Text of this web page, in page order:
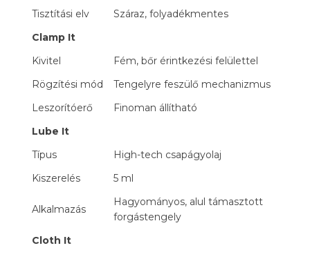
Tisztítási elv
Száraz, folyadékmentes
Clamp It
Kivitel
Fém, bőr érintkezési felülettel
Rögzítési mód
Tengelyre feszülő mechanizmus
Leszorítóerő
Finoman állítható
Lube It
Típus
High-tech csapágyolaj
Kiszerelés
5 ml
Alkalmazás
Hagyományos, alul támasztott
forgástengely
Cloth It